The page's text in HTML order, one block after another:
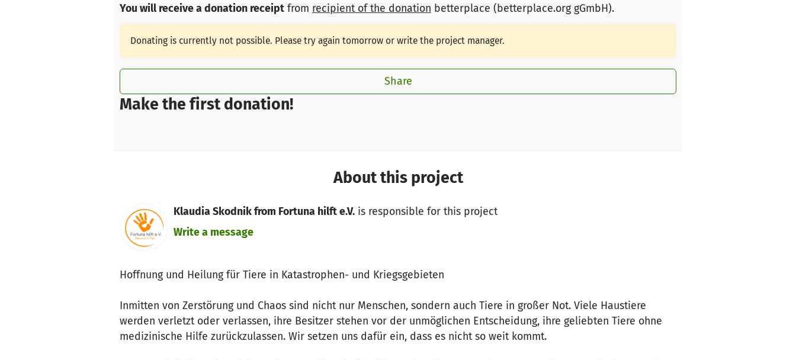
Make the first donation!
You will receive a donation receipt from recipient of the donation betterplace (betterplace.org gGmbH).
Donating is currently not possible. Please try again tomorrow or write the project manager.
Share
About this project
Klaudia Skodnik from Fortuna hilft e.V.is responsible for this project
Write a message
Hoffnung und Heilung für Tiere in Katastrophen- und Kriegsgebieten
Inmitten von Zerstörung und Chaos sind nicht nur Menschen, sondern auch Tiere in großer Not. Viele Haustiere
werden verletzt oder verlassen, ihre Besitzer stehen vor der unmöglichen Entscheidung, ihre geliebten Tiere ohne
medizinische Hilfe zurückzulassen. Wir setzen uns dafür ein, dass es nicht so weit kommt.